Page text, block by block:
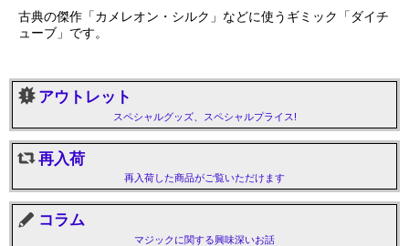
古典の傑作「カメレオン・シルク」などに使うギミック「ダイチ
ューブ」です。
アウトレット
スペシャルグッズ、スペシャルプライス!
再入荷
再入荷した商品がご覧いただけます
コラム
マジックに関する興味深いお話